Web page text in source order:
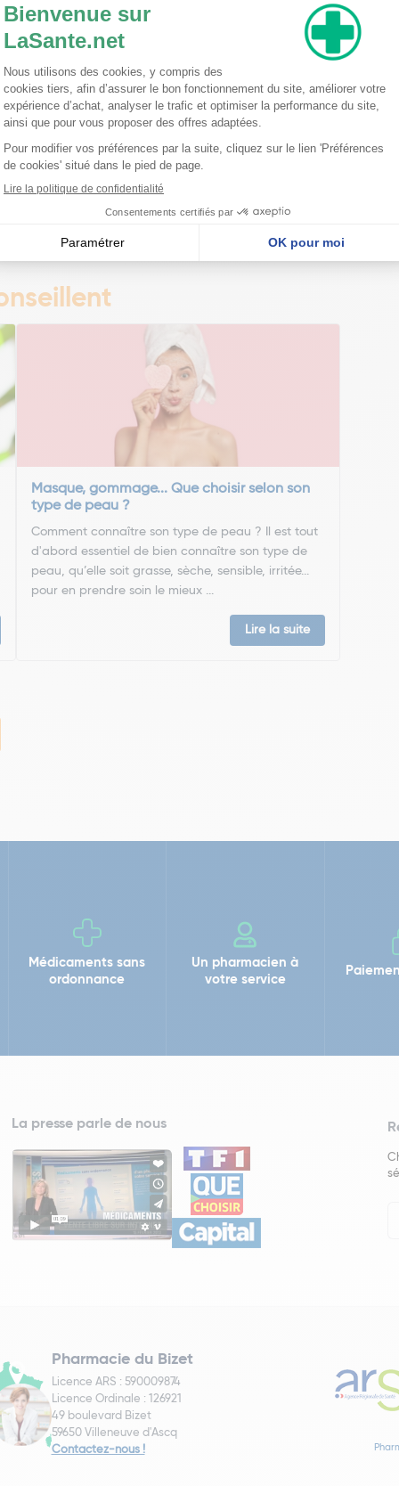
riche en minéraux. On lui prête des vertus uniques :
votre peau. Cette argile est 100% naturelle, fabriquée
ses multiples bienfaits. En tant que masque, elle permet de
cette argile est également idéale pour apaiser les peaux
sa peau de manière naturelle et efficace.
être utilisée pour soulager d'autres parties du corps. Sa
Grâce à ses propriétés purifiantes, elle est également
Fine 1 Kg est un produit polyvalent qui saura trouver sa place
Masque, gommage... Que choisir selon son
type de peau ?
Comment connaître son type de peau ? Il est tout
d'abord essentiel de bien connaître son type de
peau, qu’elle soit grasse, sèche, sensible, irritée...
pour en prendre soin le mieux ...
Lire la suite
Médicaments sans
ordonnance
Un pharmacien à
votre service
La presse parle de nous
Pharmacie du Bizet
Licence ARS : 590009874
Licence Ordinale : 126921
49 boulevard Bizet
59650 Villeneuve d'Ascq
Contactez-nous !